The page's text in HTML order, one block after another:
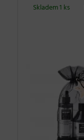
Skladem 1 ks